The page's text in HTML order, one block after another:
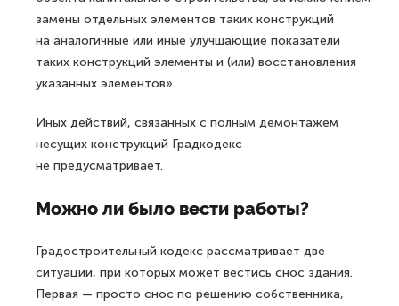
замены отдельных элементов таких конструкций
на аналогичные или иные улучшающие показатели
таких конструкций элементы и (или) восстановления
указанных элементов».
Иных действий, связанных с полным демонтажем
несущих конструкций Градкодекс
не предусматривает.
Можно ли было вести работы?
Градостроительный кодекс рассматривает две
ситуации, при которых может вестись снос здания.
Первая — просто снос по решению собственника,